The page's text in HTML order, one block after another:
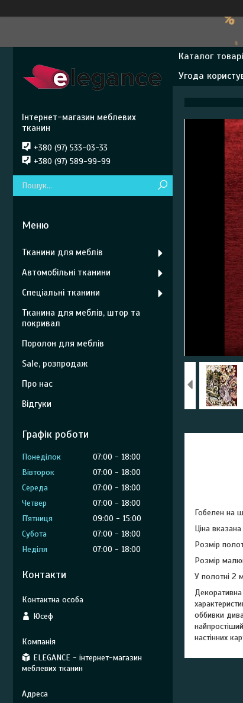
Каталог
Угода
Гобелен на
Ціна
Розмір
Розмір
У полотні 2
оббивки
настінних
Інтернет-магазин меблевих
тканин
+380 (97) 533-03-33
+380 (97) 589-99-99
Тканини для меблів
Автомобільні тканини
Спеціальні тканини
Тканина для меблів, штор та
покривал
Поролон для меблів
Sale, розпродаж
Про нас
Відгуки
Графік роботи
Понеділок 07:00
18:00
Вівторок
07:00
18:00
Середа
07:00
18:00
Четвер
07:00
18:00
Пʼятниця
09:00
15:00
Субота
07:00
18:00
Неділя
07:00 18:00
Контакти
Юсеф
ELEGANCE - інтернет-магазин
меблевих тканин